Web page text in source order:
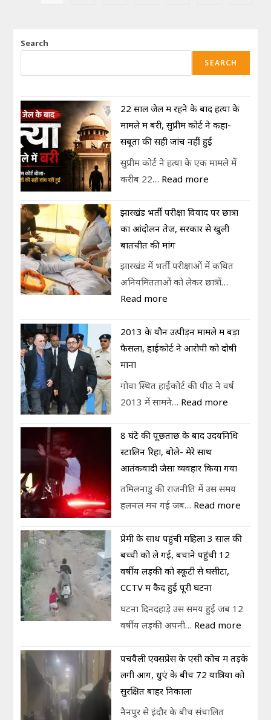
Search
SEARCH
22 साल जेल में रहने के बाद हत्या के
मामले में बरी, सुप्रीम कोर्ट ने कहा-
सबूतों की सही जांच नहीं हुई
सुप्रीम कोर्ट ने हत्या के एक मामले में
करीब 22… Read more
झारखंड भर्ती परीक्षा विवाद पर छात्रों
का आंदोलन तेज, सरकार से खुली
बातचीत की मांग
झारखंड में भर्ती परीक्षाओं में कथित
अनियमितताओं को लेकर छात्रों…
Read more
2013 के यौन उत्पीड़न मामले में बड़ा
फैसला, हाईकोर्ट ने आरोपी को दोषी
माना
गोवा स्थित हाईकोर्ट की पीठ ने वर्ष
2013 में सामने… Read more
8 घंटे की पूछताछ के बाद उदयनिधि
स्टालिन रिहा, बोले- मेरे साथ
आतंकवादी जैसा व्यवहार किया गया
तमिलनाडु की राजनीति में उस समय
हलचल मच गई जब… Read more
प्रेमी के साथ पहुंची महिला 3 साल की
बच्ची को ले गई, बचाने पहुंची 12
वर्षीय लड़की को स्कूटी से घसीटा,
CCTV में कैद हुई पूरी घटना
घटना दिनदहाड़े उस समय हुई जब 12
वर्षीय लड़की अपनी… Read more
पेंचवैली एक्सप्रेस के एसी कोच में तड़के
लगी आग, धुएं के बीच 72 यात्रियों को
सुरक्षित बाहर निकाला
नैनपुर से इंदौर के बीच संचालित